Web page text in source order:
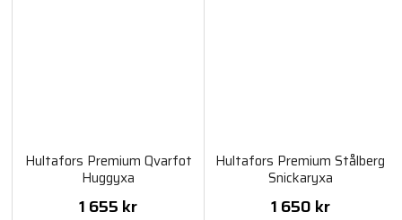
Hultafors Premium Qvarfot
Huggyxa
1 655 kr
Hultafors Premium Stålberg
Snickaryxa
1 650 kr